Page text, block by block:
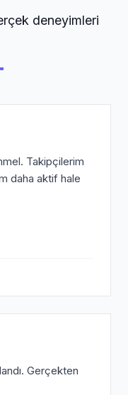
deneyimleri
Takipçilerim
daha aktif hale
Gerçekten